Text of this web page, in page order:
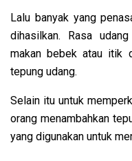
Lalu banyak yang
dihasilkan. Rasa
makan bebek atau itik
tepung udang.
Selain itu untuk
orang menambahkan
yang digunakan untuk